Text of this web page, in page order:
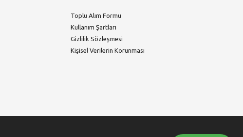
Toplu Alım Formu
Kullanım Şartları
Gizlilik Sözleşmesi
Kişisel Verilerin Korunması